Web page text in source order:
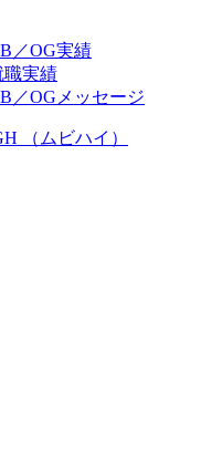
／OG実績
職実績
／OGメッセージ
（ムビハイ）